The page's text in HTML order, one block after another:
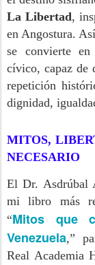
La Libertad,
en Angostura.
se convierte
cívico, capaz de
repetición
dignidad,
MITOS,
NECESARIO
El Dr. Asdrúbal
mi libro más
“Mitos que
Venezuela,”
Real Academia